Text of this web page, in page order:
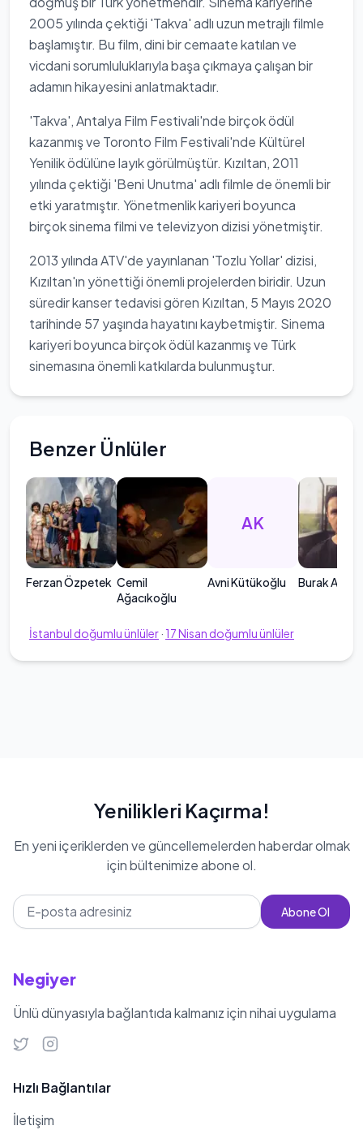
2005 yılında çektiği 'Takva' adlı uzun metrajlı filmle
başlamıştır. Bu film, dini bir cemaate katılan ve
vicdani sorumluluklarıyla başa çıkmaya çalışan bir
adamın hikayesini anlatmaktadır.
'Takva', Antalya Film Festivali'nde birçok ödül
kazanmış ve Toronto Film Festivali'nde Kültürel
Yenilik ödülüne layık görülmüştür. Kızıltan, 2011
yılında çektiği 'Beni Unutma' adlı filmle de önemli bir
etki yaratmıştır. Yönetmenlik kariyeri boyunca
birçok sinema filmi ve televizyon dizisi yönetmiştir.
2013 yılında ATV'de yayınlanan 'Tozlu Yollar' dizisi,
Kızıltan'ın yönettiği önemli projelerden biridir. Uzun
süredir kanser tedavisi gören Kızıltan, 5 Mayıs 2020
tarihinde 57 yaşında hayatını kaybetmiştir. Sinema
kariyeri boyunca birçok ödül kazanmış ve Türk
sinemasına önemli katkılarda bulunmuştur.
Benzer Ünlüler
Ferzan Özpetek Cemil
Ağacıkoğlu
AK
Avni Kütükoğlu Burak Aksak
İstanbul doğumlu ünlüler· 17Nisan doğumlu ünlüler
Yenilikleri Kaçırma!
En yeni içeriklerden ve güncellemelerden haberdar olmak
için bültenimize abone ol.
Abone Ol
Negiyer
Ünlü dünyasıyla bağlantıda kalmanız için nihai uygulama
Hızlı Bağlantılar
İletişim